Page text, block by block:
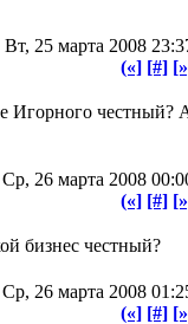
Вт, 25 марта 2008
(«] [#]
Игорного честный?
Ср, 26 марта 2008
(«] [#]
бизнес честный?
Ср, 26 марта 2008
(«] [#]